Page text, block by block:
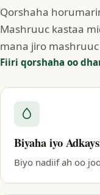
Qorshaha
Mashruuc kastaa
mana jiro
Fiiri qorshaha oo
Biyaha iyo
Biyo nadiif ah oo